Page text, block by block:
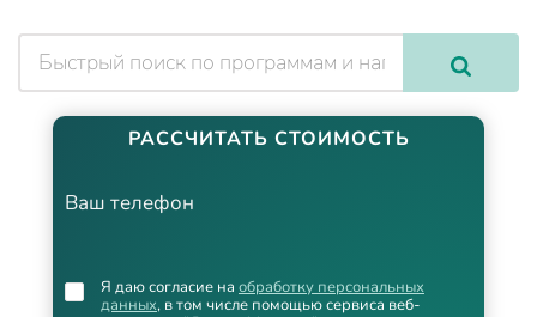
РАССЧИТАТЬ СТОИМОСТЬ
Ваш телефон
Я даю согласие на обработку персональных
данных, в том числе помощью сервиса веб-